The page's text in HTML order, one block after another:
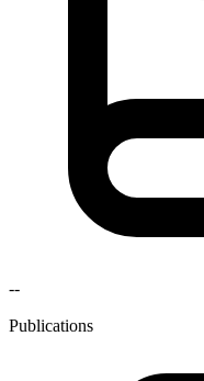
--
Publications